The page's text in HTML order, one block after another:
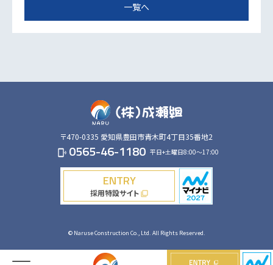
一覧へ
〒470-0335 愛知県豊田市青木町4丁目35番地2
phonelink_ring 0565-46-1180 平日+土曜日8:00～17:00
ENTRY
採用特設サイトfilter_none
© Naruse Construction Co., Ltd. All Rights Reserved.